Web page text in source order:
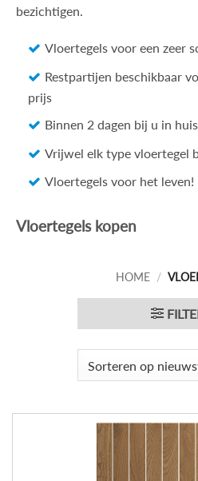
bezichtigen.
Vloertegels voor een zeer
Restpartijen beschikbaar
prijs
Binnen 2 dagen bij u in huis
Vrijwel elk type vloertegel
Vloertegels voor het leven!
Vloertegels kopen
HOME /